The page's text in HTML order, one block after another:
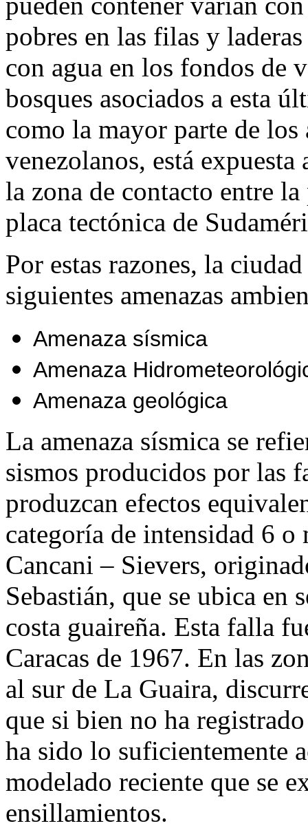
pobres en las filas y
con agua en los fondos de
bosques asociados a esta
como la mayor parte de
venezolanos, está
la zona de contacto entre
placa tectónica de
Por estas razones, la
siguientes amenazas
Amenaza sísmica
Amenaza
Amenaza geológica
La amenaza sísmica se
sismos producidos por las
produzcan efectos
categoría de intensidad 6
Cancani – Sievers,
Sebastián, que se ubica en
costa guaireña. Esta falla
Caracas de 1967. En las
al sur de La Guaira,
que si bien no ha
ha sido lo suficientemente
modelado reciente que se
ensillamientos.